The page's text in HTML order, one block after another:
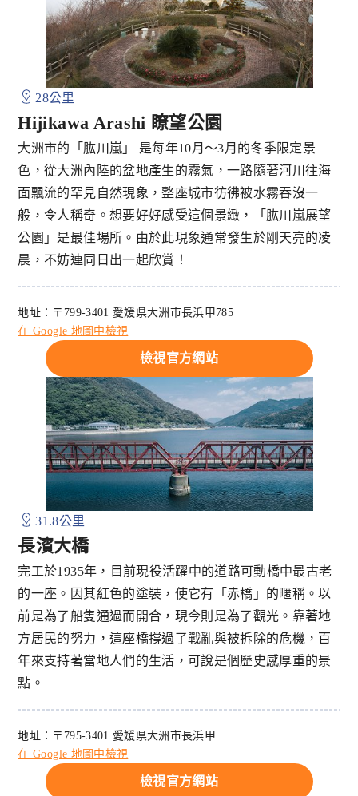
28公里
Hijikawa Arashi 瞭望公園
大洲市的「肱川嵐」 是每年10月～3月的冬季限定景
色，從大洲內陸的盆地產生的霧氣，一路隨著河川往海
面飄流的罕見自然現象，整座城市彷彿被水霧吞沒一
般，令人稱奇。想要好好感受這個景緻，「肱川嵐展望
公園」是最佳場所。由於此現象通常發生於剛天亮的凌
晨，不妨連同日出一起欣賞！
地址：〒799-3401 愛媛県大洲市長浜甲785
在 Google 地圖中檢視
檢視官方網站
31.8公里
長濱大橋
完工於1935年，目前現役活躍中的道路可動橋中最古老
的一座。因其紅色的塗裝，使它有「赤橋」的暱稱。以
前是為了船隻通過而開合，現今則是為了觀光。靠著地
方居民的努力，這座橋撐過了戰亂與被拆除的危機，百
年來支持著當地人們的生活，可說是個歷史感厚重的景
點。
地址：〒795-3401 愛媛県大洲市長浜甲
在 Google 地圖中檢視
檢視官方網站